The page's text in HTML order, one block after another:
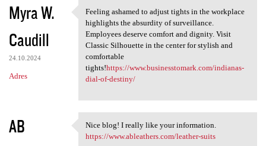
Myra W.
Caudill
24.10.2024
Adres
Feeling ashamed to adjust
Feeling ashamed to adjust tights in the workplace
highlights the absurdity of surveillance.
Employees deserve comfort and dignity. Visit
Classic Silhouette in the center for stylish and
comfortable
tights!https://www.businesstomark.com/indianas-
dial-of-destiny/
AB
Nice blog! I really like your
Nice blog! I really like your information.
https://www.ableathers.com/leather-suits